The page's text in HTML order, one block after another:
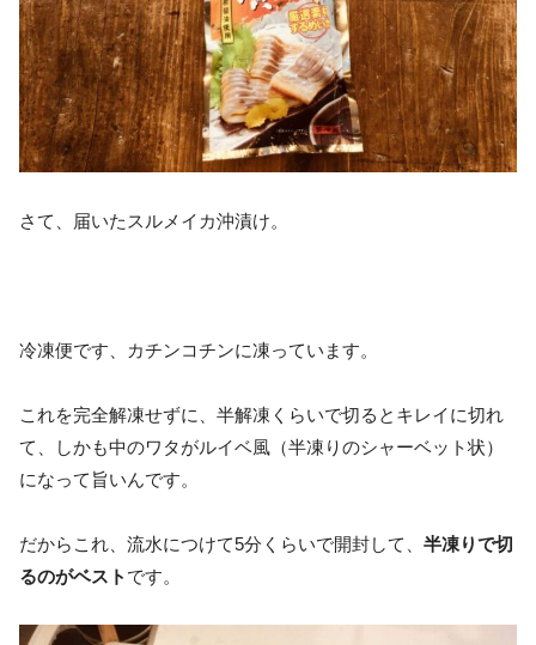
さて、届いたスルメイカ沖漬け。
冷凍便です、カチンコチンに凍っています。
これを完全解凍せずに、半解凍くらいで切るとキレイに切れ
て、しかも中のワタがルイベ風（半凍りのシャーベット状）
になって旨いんです。
だからこれ、流水につけて5分くらいで開封して、 半凍りで切
るのがベスト です。